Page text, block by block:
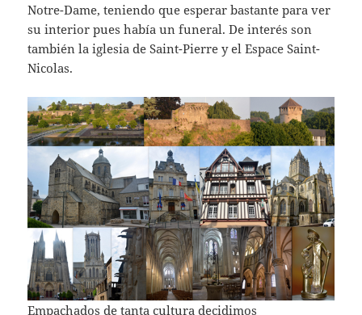
Notre-Dame, teniendo que esperar bastante para ver
su interior pues había un funeral. De interés son
también la iglesia de Saint-Pierre y el Espace Saint-
Nicolas.
Empachados de tanta cultura decidimos